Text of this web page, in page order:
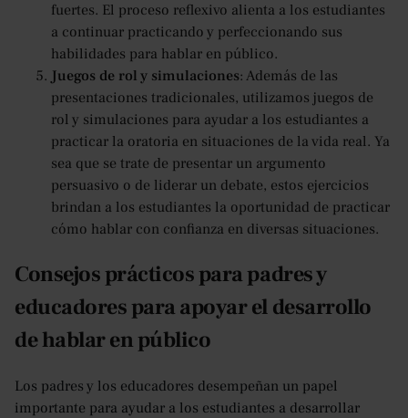
fuertes. El proceso reflexivo alienta a los estudiantes
a continuar practicando y perfeccionando sus
habilidades para hablar en público.
Juegos de rol y simulaciones: Además de las
presentaciones tradicionales, utilizamos juegos de
rol y simulaciones para ayudar a los estudiantes a
practicar la oratoria en situaciones de la vida real. Ya
sea que se trate de presentar un argumento
persuasivo o de liderar un debate, estos ejercicios
brindan a los estudiantes la oportunidad de practicar
cómo hablar con confianza en diversas situaciones.
Consejos prácticos para padres y
educadores para apoyar el desarrollo
de hablar en público
Los padres y los educadores desempeñan un papel
importante para ayudar a los estudiantes a desarrollar